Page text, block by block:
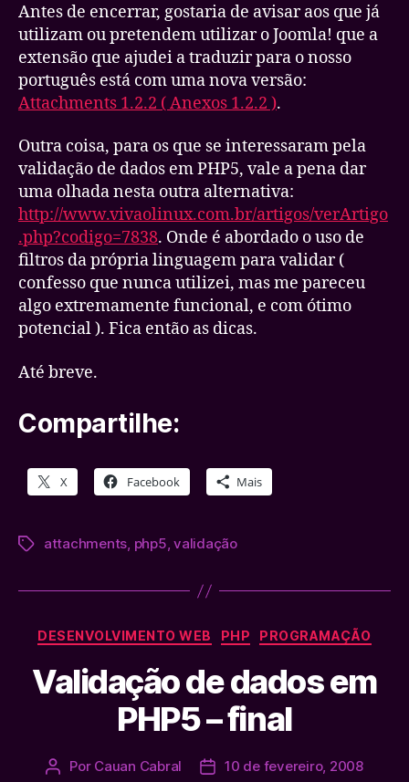
Antes de encerrar, gostaria de avisar aos que já
utilizam ou pretendem utilizar o Joomla! que a
extensão que ajudei a traduzir para o nosso
português está com uma nova versão:
Attachments 1.2.2 ( Anexos 1.2.2 ).
Outra coisa, para os que se interessaram pela
validação de dados em PHP5, vale a pena dar
uma olhada nesta outra alternativa:
http://www.vivaolinux.com.br/artigos/verArtigo
.php?codigo=7838. Onde é abordado o uso de
filtros da própria linguagem para validar (
confesso que nunca utilizei, mas me pareceu
algo extremamente funcional, e com ótimo
potencial ). Fica então as dicas.
Até breve.
Compartilhe:
X Facebook Mais
Tagsattachments, php5,validação
Categorias
DESENVOLVIMENTO WEB PHP PROGRAMAÇÃO
Validação de dados em
PHP5 – final
Autor
Por Cauan Cabral
Data10 de fevereiro, 2008